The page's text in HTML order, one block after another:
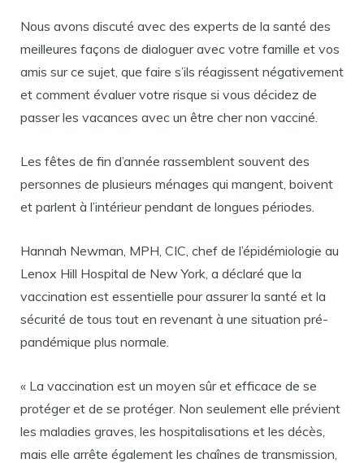
Nous avons discuté avec des experts de la santé des
meilleures façons de dialoguer avec votre famille et vos
amis sur ce sujet, que faire s’ils réagissent négativement
et comment évaluer votre risque si vous décidez de
passer les vacances avec un être cher non vacciné.
Les fêtes de fin d’année rassemblent souvent des
personnes de plusieurs ménages qui mangent, boivent
et parlent à l’intérieur pendant de longues périodes.
Hannah Newman, MPH, CIC, chef de l’épidémiologie au
Lenox Hill Hospital de New York, a déclaré que la
vaccination est essentielle pour assurer la santé et la
sécurité de tous tout en revenant à une situation pré-
pandémique plus normale.
« La vaccination est un moyen sûr et efficace de se
protéger et de se protéger. Non seulement elle prévient
les maladies graves, les hospitalisations et les décès,
mais elle arrête également les chaînes de transmission,